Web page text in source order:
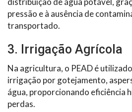
pressão e à ausência de
transportado.
3. Irrigação Agrícola
Na agricultura, o PEAD é
irrigação por gotejamento,
água, proporcionando eficiência
perdas.